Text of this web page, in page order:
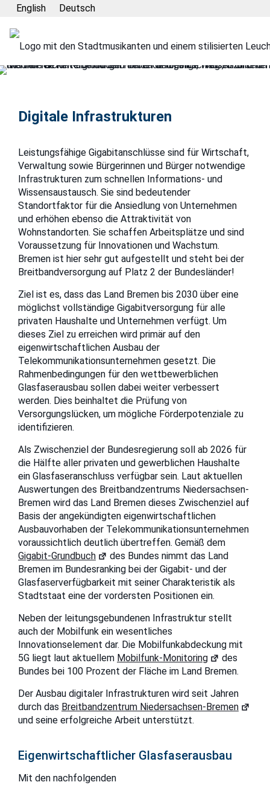
English Deutsch
Digitale Infrastrukturen
Leistungsfähige Gigabitanschlüsse sind für Wirtschaft,
Verwaltung sowie Bürgerinnen und Bürger notwendige
Infrastrukturen zum schnellen Informations- und
Wissensaustausch. Sie sind bedeutender
Standortfaktor für die Ansiedlung von Unternehmen
und erhöhen ebenso die Attraktivität von
Wohnstandorten. Sie schaffen Arbeitsplätze und sind
Voraussetzung für Innovationen und Wachstum.
Bremen ist hier sehr gut aufgestellt und steht bei der
Breitbandversorgung auf Platz 2 der Bundesländer!
Ziel ist es, dass das Land Bremen bis 2030 über eine
möglichst vollständige Gigabitversorgung für alle
privaten Haushalte und Unternehmen verfügt. Um
dieses Ziel zu erreichen wird primär auf den
eigenwirtschaftlichen Ausbau der
Telekommunikationsunternehmen gesetzt. Die
Rahmenbedingungen für den wettbewerblichen
Glasfaserausbau sollen dabei weiter verbessert
werden. Dies beinhaltet die Prüfung von
Versorgungslücken, um mögliche Förderpotenziale zu
identifizieren.
Als Zwischenziel der Bundesregierung soll ab 2026 für
die Hälfte aller privaten und gewerblichen Haushalte
ein Glasfaseranschluss verfügbar sein. Laut aktuellen
Auswertungen des Breitbandzentrums Niedersachsen-
Bremen wird das Land Bremen dieses Zwischenziel auf
Basis der angekündigten eigenwirtschaftlichen
Ausbauvorhaben der Telekommunikationsunternehmen
voraussichtlich deutlich übertreffen. Gemäß dem
Gigabit-Grundbuch
des Bundes nimmt das Land
Bremen im Bundesranking bei der Gigabit- und der
Glasfaserverfügbarkeit mit seiner Charakteristik als
Stadtstaat eine der vordersten Positionen ein.
Neben der leitungsgebundenen Infrastruktur stellt
auch der Mobilfunk ein wesentliches
Innovationselement dar. Die Mobilfunkabdeckung mit
5G liegt laut aktuellem Mobilfunk-Monitoring
des
Bundes bei 100 Prozent der Fläche im Land Bremen.
Der Ausbau digitaler Infrastrukturen wird seit Jahren
durch das Breitbandzentrum Niedersachsen-Bremen
und seine erfolgreiche Arbeit unterstützt.
Eigenwirtschaftlicher Glasfaserausbau
Mit den nachfolgenden